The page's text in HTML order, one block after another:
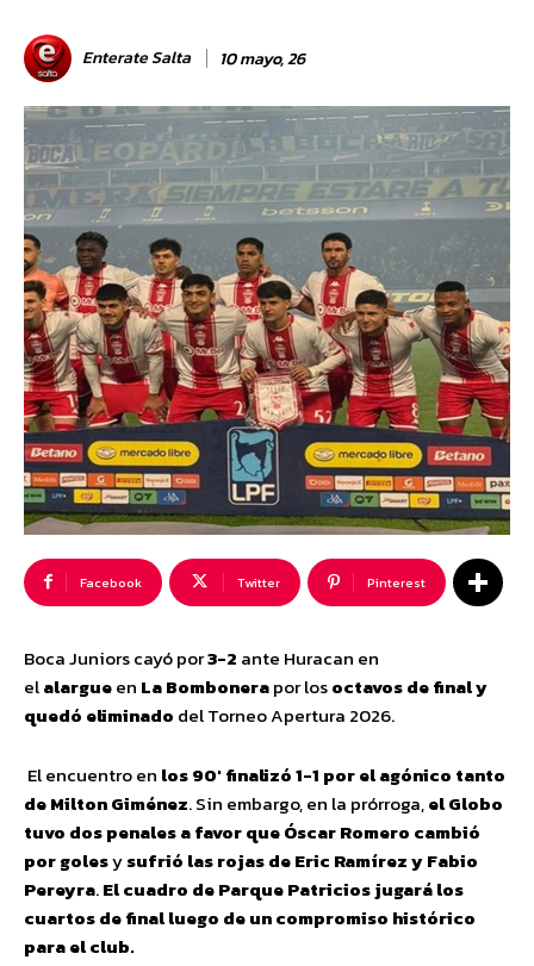
Enterate Salta 10 mayo, 26
Facebook Twitter Pinterest
Boca Juniors cayó por3-2 ante Huracan en
elalargueen La Bombonerapor losoctavos de final y
quedó eliminado del Torneo Apertura 2026.
El encuentro en los 90′ finalizó 1-1 por el agónico tanto
de Milton Giménez. Sin embargo, en la prórroga,el Globo
tuvo dos penales a favor que Óscar Romero cambió
por golesysufrió las rojas de Eric Ramírez y Fabio
Pereyra.El cuadro de Parque Patricios jugará los
cuartos de final luego de un compromiso histórico
para el club.